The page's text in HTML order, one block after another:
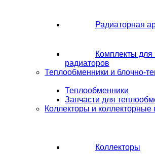
Радиаторная
Комплекты для
радиаторов
Теплообменники и блочно-
Теплообменники
Запчасти для
Коллекторы и коллекторные
Коллекторы